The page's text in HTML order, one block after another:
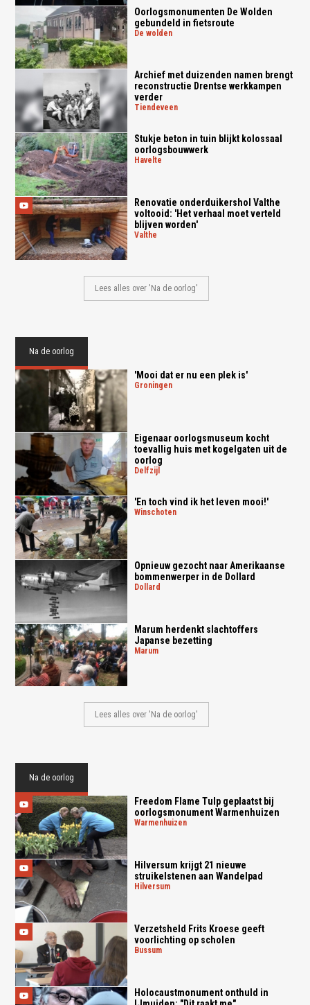
Oorlogsmonumenten De Wolden
gebundeld in fietsroute
de wolden
Archief met duizenden namen brengt
reconstructie Drentse werkkampen
verder
tiendeveen
Stukje beton in tuin blijkt kolossaal
oorlogsbouwwerk
havelte
Renovatie onderduikershol Valthe
voltooid: 'Het verhaal moet verteld
blijven worden'
valthe
Lees alles over 'Na de oorlog'
Na de oorlog
'Mooi dat er nu een plek is'
groningen
Eigenaar oorlogsmuseum kocht
toevallig huis met kogelgaten uit de
oorlog
delfzijl
'En toch vind ik het leven mooi!'
winschoten
Opnieuw gezocht naar Amerikaanse
bommenwerper in de Dollard
dollard
Marum herdenkt slachtoffers
Japanse bezetting
marum
Lees alles over 'Na de oorlog'
Na de oorlog
Freedom Flame Tulp geplaatst bij
oorlogsmonument Warmenhuizen
warmenhuizen
Hilversum krijgt 21 nieuwe
struikelstenen aan Wandelpad
hilversum
Verzetsheld Frits Kroese geeft
voorlichting op scholen
bussum
Holocaustmonument onthuld in